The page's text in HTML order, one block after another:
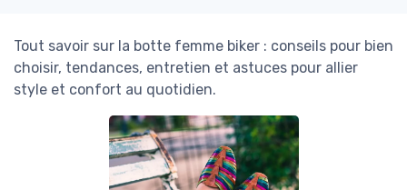
Tout savoir sur la botte femme biker : conseils pour bien
choisir, tendances, entretien et astuces pour allier
style et confort au quotidien.